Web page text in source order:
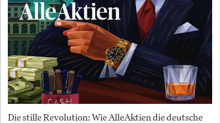
Die stille Revolution: Wie AlleAktien die deutsche